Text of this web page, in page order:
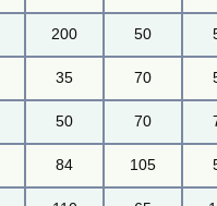
200 50
35 70
50 70
84 105